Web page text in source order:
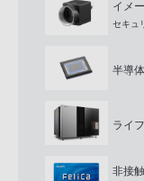
イメ
セキュ
半導体
ライ
非接